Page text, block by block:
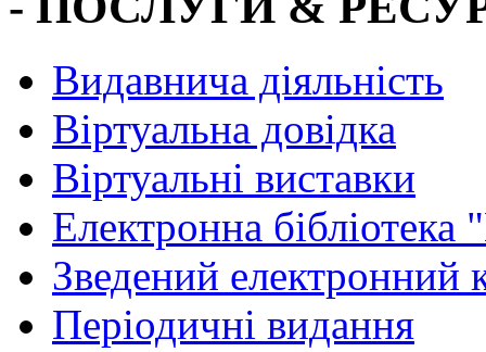
Видавнича діяльність
Віртуальна довідка
Віртуальні виставки
Електронна
Зведений електронний
Періодичні видання